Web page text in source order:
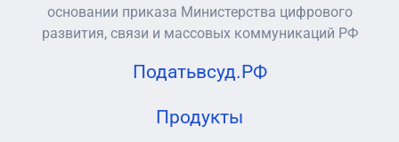
основании приказа Министерства цифрового
развития, связи и массовых коммуникаций РФ
Податьвсуд.РФ
Продукты